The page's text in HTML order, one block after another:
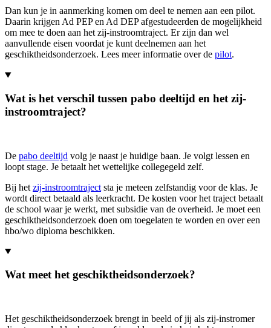
Dan kun je in aanmerking komen om deel te nemen aan een pilot.
Daarin krijgen Ad PEP en Ad DEP afgestudeerden de mogelijkheid
om mee te doen aan het zij-instroomtraject. Er zijn dan wel
aanvullende eisen voordat je kunt deelnemen aan het
geschiktheidsonderzoek. Lees meer informatie over de pilot.
Wat is het verschil tussen pabo deeltijd en het zij-
instroomtraject?
De pabo deeltijd volg je naast je huidige baan. Je volgt lessen en
loopt stage. Je betaalt het wettelijke collegegeld zelf.
Bij het zij-instroomtraject sta je meteen zelfstandig voor de klas. Je
wordt direct betaald als leerkracht. De kosten voor het traject betaalt
de school waar je werkt, met subsidie van de overheid. Je moet een
geschiktheidsonderzoek doen om toegelaten te worden en over een
hbo/wo diploma beschikken.
Wat meet het geschiktheidsonderzoek?
Het geschiktheidsonderzoek brengt in beeld of jij als zij-instromer